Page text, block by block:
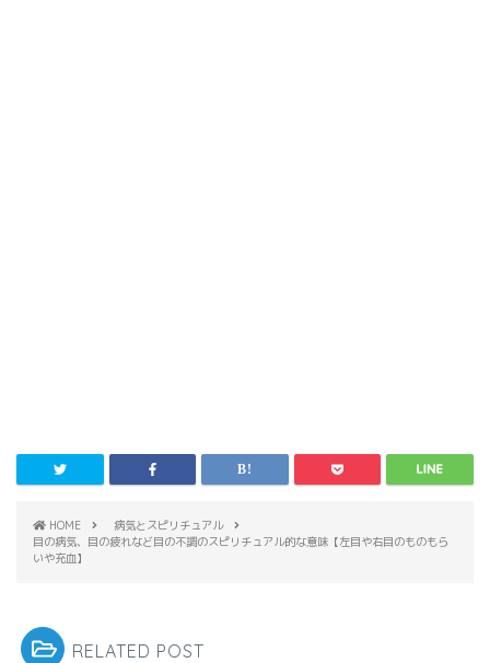
HOME
病気とスピリチュアル
目の病気、目の疲れなど目の不調のスピリチュアル的な意味【左目や右目のものもら
いや充血】
RELATED POST